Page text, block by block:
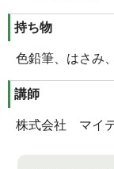
持ち物
色鉛筆、はさみ
講師
株式会社 マイ